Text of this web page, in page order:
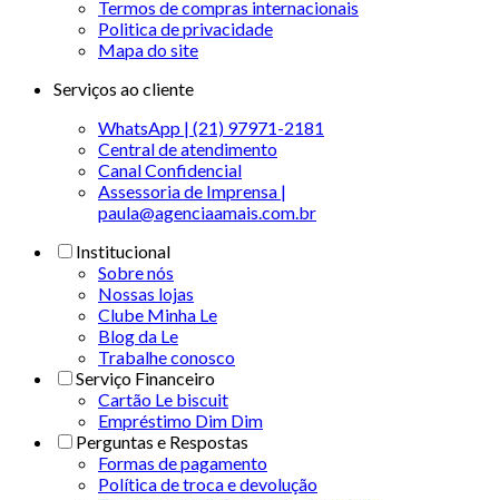
Termos de compras internacionais
Politica de privacidade
Mapa do site
Serviços ao cliente
WhatsApp | (21) 97971-2181
Central de atendimento
Canal Confidencial
Assessoria de Imprensa |
paula@agenciaamais.com.br
Institucional
Sobre nós
Nossas lojas
Clube Minha Le
Blog da Le
Trabalhe conosco
Serviço Financeiro
Cartão Le biscuit
Empréstimo Dim Dim
Perguntas e Respostas
Formas de pagamento
Política de troca e devolução